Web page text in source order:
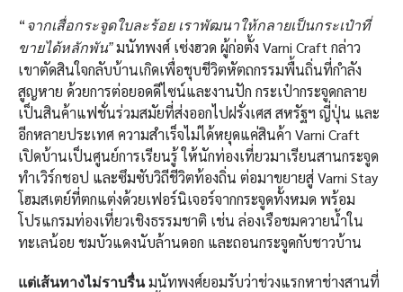
“ จากเสื่อกระจูดใบละร้อย เราพัฒนาให้กลายเป็นกระเป๋าที่
ขายได้หลักพัน”มนัทพงศ์ เซ่งฮวด ผู้ก่อตั้ง Varni Craft กล่าว
เขาตัดสินใจกลับบ้านเกิดเพื่อชุบชีวิตหัตถกรรมพื้นถิ่นที่กำลัง
สูญหาย ด้วยการต่อยอดดีไซน์และงานปัก กระเป๋ากระจูดกลาย
เป็นสินค้าแฟชั่นร่วมสมัยที่ส่งออกไปฝรั่งเศส สหรัฐฯ ญี่ปุ่น และ
อีกหลายประเทศ ความสำเร็จไม่ได้หยุดแค่สินค้า Varni Craft
เปิดบ้านเป็นศูนย์การเรียนรู้ ให้นักท่องเที่ยวมาเรียนสานกระจูด
ทำเวิร์กชอป และซึมซับวิถีชีวิตท้องถิ่น ต่อมาขยายสู่ Varni Stay
โฮมสเตย์ที่ตกแต่งด้วยเฟอร์นิเจอร์จากกระจูดทั้งหมด พร้อม
โปรแกรมท่องเที่ยวเชิงธรรมชาติ เช่น ล่องเรือชมควายน้ำใน
ทะเลน้อย ชมบัวแดงนับล้านดอก และถอนกระจูดกับชาวบ้าน
แต่เส้นทางไม่ราบรื่นมนัทพงศ์ยอมรับว่าช่วงแรกหาช่างสานที่